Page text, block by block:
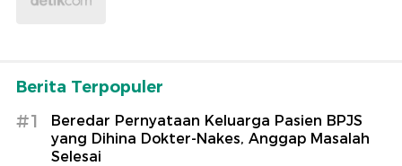
Berita Terpopuler
#1
Beredar Pernyataan Keluarga Pasien BPJS
yang Dihina Dokter-Nakes, Anggap Masalah
Selesai